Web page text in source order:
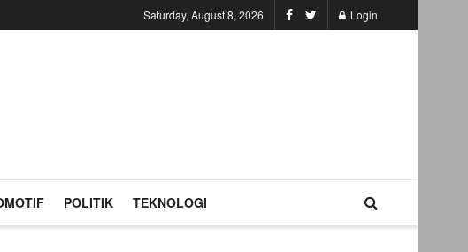
Saturday, August 8, 2026 Login
POLITIK TEKNOLOGI